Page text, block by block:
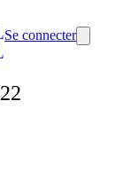
Se connecter